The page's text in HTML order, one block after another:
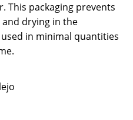
This packaging prevents
drying in the
in minimal quantities